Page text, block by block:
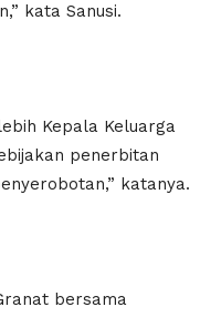
kata Sanusi.
Kepala Keluarga
penerbitan
katanya.
bersama